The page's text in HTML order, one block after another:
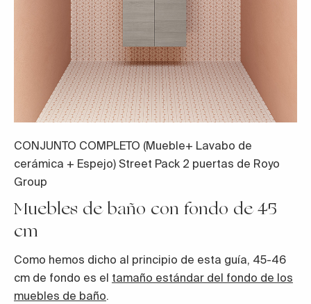
CONJUNTO COMPLETO (Mueble+ Lavabo de
cerámica + Espejo) Street Pack 2 puertas de Royo
Group
Muebles de baño con fondo de 45
cm
Como hemos dicho al principio de esta guía, 45-46
cm de fondo es el tamaño estándar del fondo de los
muebles de baño